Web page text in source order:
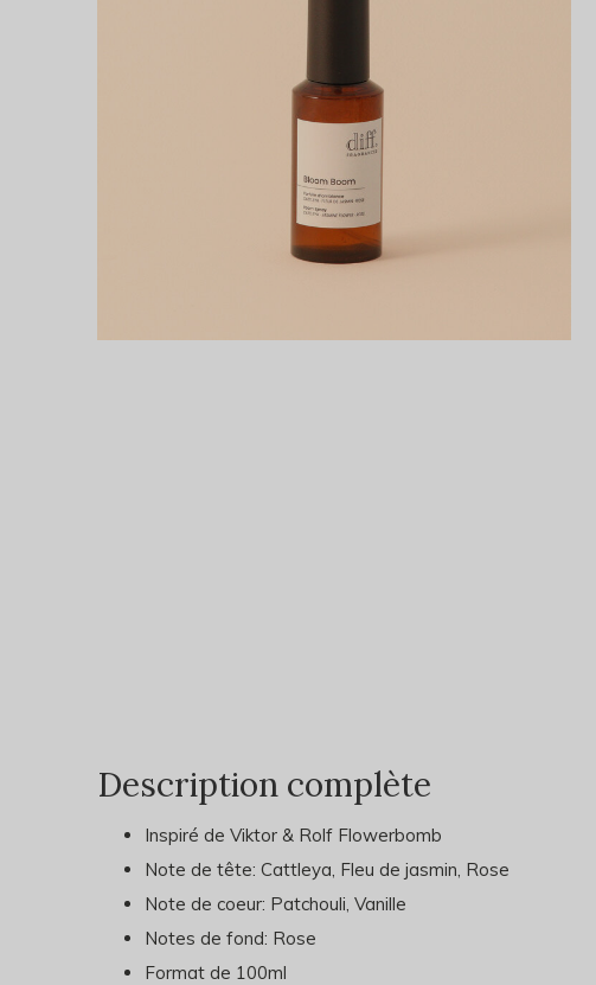
Description complète
Inspiré de Viktor & Rolf Flowerbomb
Note de tête: Cattleya, Fleu de jasmin, Rose
Note de coeur: Patchouli, Vanille
Notes de fond: Rose
Format de 100ml